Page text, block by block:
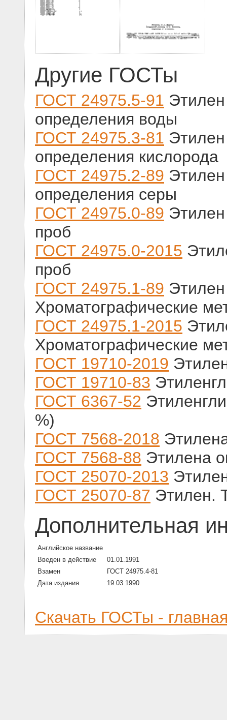
Другие ГОСТы
ГОСТ 24975.5-91
определения воды
ГОСТ 24975.3-81
определения кислорода
ГОСТ 24975.2-89
определения серы
ГОСТ 24975.0-89
проб
ГОСТ 24975.0-2015
проб
ГОСТ 24975.1-89
Хроматографические
ГОСТ 24975.1-2015
Хроматографические
ГОСТ 19710-2019
ГОСТ 19710-83
ГОСТ 6367-52
%)
ГОСТ 7568-2018
ГОСТ 7568-88 Этилена
ГОСТ 25070-2013
ГОСТ 25070-87 Этилен.
Дополнительная
Английское название
Введен в действие
01.01.1991
Взамен
ГОСТ 24975.4-81
Дата издания
19.03.1990
Скачать ГОСТы -